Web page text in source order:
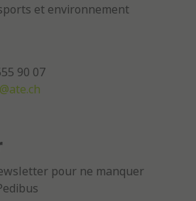
et environnement
90 07
pour ne manquer